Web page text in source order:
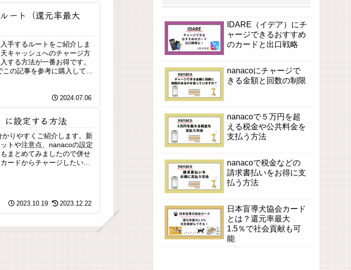
ート（還元率最大
手するルートをご紹介しま
キャッシュへのチャージ方
する方法が一番お得です。
の記事を参考に購入してみ
2024.07.06
に設定する方法
りやすくご紹介します。新
トや注意点、nanacoの設定
まとめてみましたので併せ
ードからチャージしたい方
2023.10.19 2023.12.22
IDARE（イデア）にチ
ャージできるおすすめ
のカードと出口戦略
nanacoにチャージで
きる金額と回数の制限
nanacoで５万円を超
える税金や公共料金を
支払う方法
nanacoで税金などの
請求書払いをお得に支
払う方法
日本盲導犬協会カード
とは？還元率最大
1.5％で社会貢献も可
能